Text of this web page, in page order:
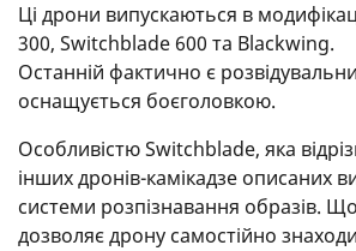
Ці дрони випускаються в
300, Switchblade 600 та Blackwing.
Останній фактично є
оснащується боєголовкою.
Особливістю Switchblade, яка
інших дронів-камікадзе описаних
системи розпізнавання образів.
дозволяє дрону самостійно